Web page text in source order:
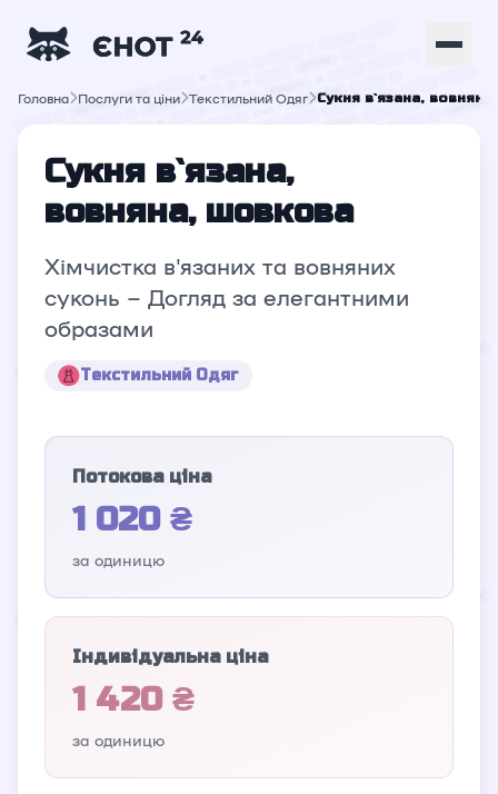
Головна Послуги та ціни Текстильний Одяг Сукня в`язана,
Сукня в`язана,
вовняна, шовкова
Хімчистка в'язаних та вовняних
суконь – Догляд за елегантними
образами
Текстильний Одяг
Потокова ціна
1 020 ₴
за одиницю
Індивідуальна ціна
1 420 ₴
за одиницю